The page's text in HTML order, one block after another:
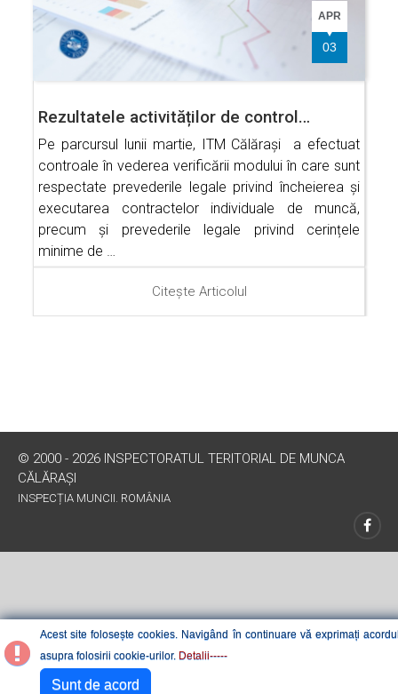
APR
03
Rezultatele activităților de control…
Pe parcursul lunii martie, ITM Călărași a efectuat
controale în vederea verificării modului în care sunt
respectate prevederile legale privind încheierea și
executarea contractelor individuale de muncă,
precum și prevederile legale privind cerințele
minime de …
Citește Articolul
© 2000 - 2026 INSPECTORATUL TERITORIAL DE MUNCA
CĂLĂRAŞI
INSPECȚIA MUNCII. ROMÂNIA
Acest site folosește cookies. Navigând în continuare vă exprimați
asupra folosirii cookie-urilor. Detalii-----
Sunt de acord